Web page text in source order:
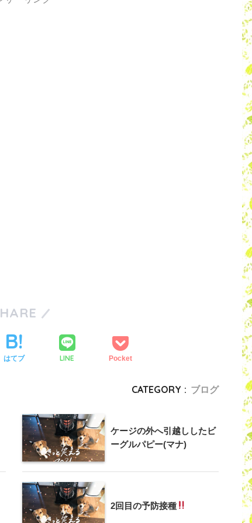
はてブ LINE Pocket
CATEGORY : ブログ
ケージの外へ引越ししたビ
ーグルパピー(マナ)
2回目の予防接種